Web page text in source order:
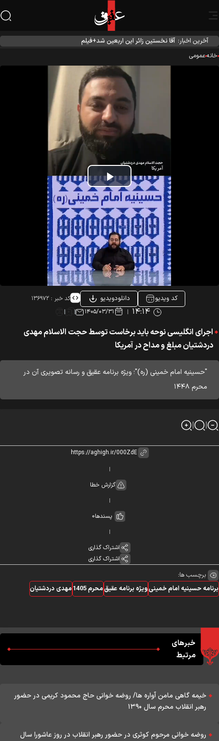
آخرین اخبار: آقا نخستین زائر این اربعین شد+فیلم
عمومی
Play
Video
کد ویدیو دانلودویدیو کد خبر : ۱۳۶۹۷۲
۱۴:۱۴ ۱۴۰۵/۰۳/۳۱
اجرای انگلیسی نوحه باید‌ برخاست توسط حجت الاسلام مهدی
دردشتیان مبلغ و مداح در آمریکا
"حسینیه امام خمینی (ره)"؛ ویژه برنامه عقیق و رسانه تصویری آن در
محرم ۱۴۴۸
گزارش خطا
پسندها0
اشتراک گذاری
اشتراک گذاری
برچسب ها:
حسینیه امام خمینیویژه برنامه عقیقمحرم 1405 مهدی دردشتیان
خبرهای
مرتبط
خیمه گاهی مامن آواره ها/ روضه خوانی حاج محمود کریمی در حضور
رهبر انقلاب محرم سال ۱۳۹۰
روضه خوانی مرحوم کوثری در حضور رهبر انقلاب در روز عاشورا سال